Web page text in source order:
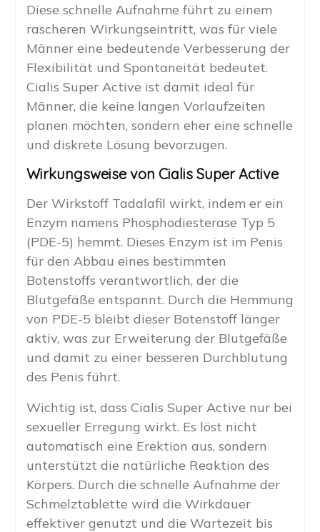
Diese schnelle Aufnahme führt zu einem
rascheren Wirkungseintritt, was für viele
Männer eine bedeutende Verbesserung der
Flexibilität und Spontaneität bedeutet.
Cialis Super Active ist damit ideal für
Männer, die keine langen Vorlaufzeiten
planen möchten, sondern eher eine schnelle
und diskrete Lösung bevorzugen.
Wirkungsweise von Cialis Super Active
Der Wirkstoff Tadalafil wirkt, indem er ein
Enzym namens Phosphodiesterase Typ 5
(PDE-5) hemmt. Dieses Enzym ist im Penis
für den Abbau eines bestimmten
Botenstoffs verantwortlich, der die
Blutgefäße entspannt. Durch die Hemmung
von PDE-5 bleibt dieser Botenstoff länger
aktiv, was zur Erweiterung der Blutgefäße
und damit zu einer besseren Durchblutung
des Penis führt.
Wichtig ist, dass Cialis Super Active nur bei
sexueller Erregung wirkt. Es löst nicht
automatisch eine Erektion aus, sondern
unterstützt die natürliche Reaktion des
Körpers. Durch die schnelle Aufnahme der
Schmelztablette wird die Wirkdauer
effektiver genutzt und die Wartezeit bis